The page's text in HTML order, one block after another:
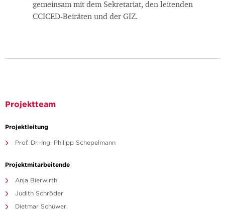
gemeinsam mit dem Sekretariat, den leitenden
CCICED-Beiräten und der GIZ.
Projektteam
Projektleitung
Prof. Dr.-Ing. Philipp Schepelmann
Projektmitarbeitende
Anja Bierwirth
Judith Schröder
Dietmar Schüwer